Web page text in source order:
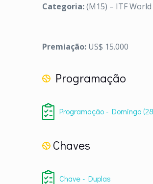
Categoria:(M15) – ITF
Premiação: US$ 15.000
Programação
Programação - Domingo
Chaves
Chave - Duplas